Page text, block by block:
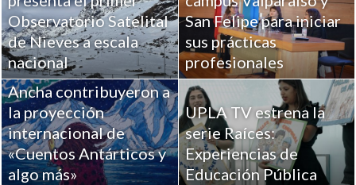
Observatorio Satelital
de Nieves a escala
nacional
San Felipe para iniciar
sus prácticas
profesionales
Académicos de la
Universidad de Playa
Ancha contribuyeron a
la proyección
internacional de
«Cuentos Antárticos y
algo más»
UPLA TV estrena la
serie Raíces:
Experiencias de
Educación Pública